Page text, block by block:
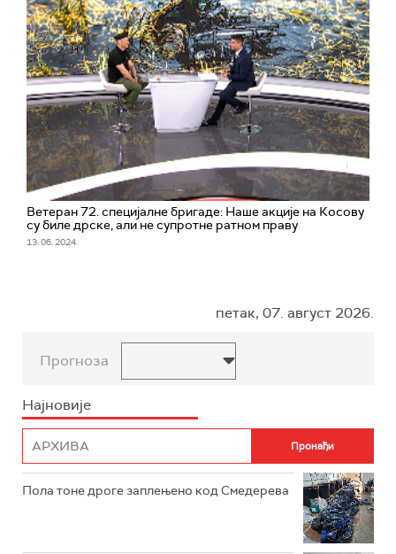
Ветеран 72. специјалне бригаде: Наше акције на Косову
су биле дрске, али не супротне ратном праву
13. 06. 2024.
петак, 07. август 2026.
Прогноза
Најновије
Пола тоне дроге заплењено код Смедерева